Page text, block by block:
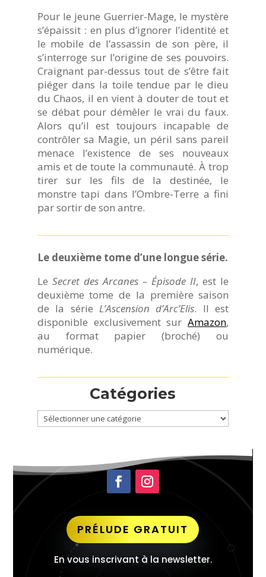
Pour le jeune Guerrier-Mage, le mystère
s’épaissit : en plus d’ignorer l’identité et
le mobile de l’assassin de son père, il
s’interroge sur l’origine de ses pouvoirs.
Craignant par-dessus tout de s’être fait
piéger dans la toile tendue par le dieu
du Chaos, il en vient à douter de tout et
se débat pour démêler le vrai du faux.
Alors qu’il est toujours incapable de
contrôler sa Magie, un péril sans pareil
menace l’existence de ses nouveaux
amis et de toute la communauté. À trop
tirer sur les fils de la destinée, le
monstre tapi dans l’Ombre-Terre a fini
par sortir de son antre.
Le deuxième tome d’une longue série.
Le Secret des Arcanes – Épisode II, est le
deuxième tome de la première saison
de la série L’Ascension d’Arc’Elis. Il est
disponible exclusivement surAmazon,
au format papier (broché) ou
numérique.
Catégories
Catégories
PRÉLUDE GRATUIT
En vous inscrivant à la newsletter.